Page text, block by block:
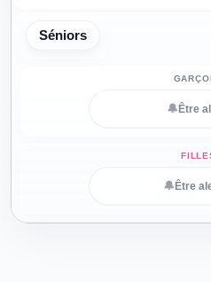
Séniors
🔔 Être
🔔 Être